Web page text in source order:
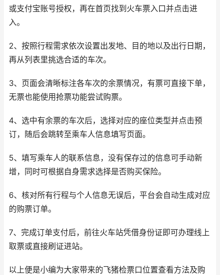
或支付宝账号授权，再在首页找到火车票入口并点击进
入。
2、按照行程需求依次设置出发地、目的地以及出行日期，
再从列表里挑选合适的车次。
3、页面会清晰标注各车次的余票情况，有票可直接下单，
无票也能使用抢票功能尝试购票。
4、选中有余票的车次后，选择对应的座位类型并点击预
订，随后会跳转至乘车人信息填写页面。
5、填写乘车人的联系信息，没有保存过的信息可手动新
增，同时可根据自身需求选择是否购买保险。
6、核对所有行程与个人信息无误后，平台会自动生成对应
的购票订单。
7、完成订单支付后，前往火车站凭借身份证即可办理线上
取票或直接刷证进站。
以上便是小编为大家带来的飞猪检票口位置查看方法及购